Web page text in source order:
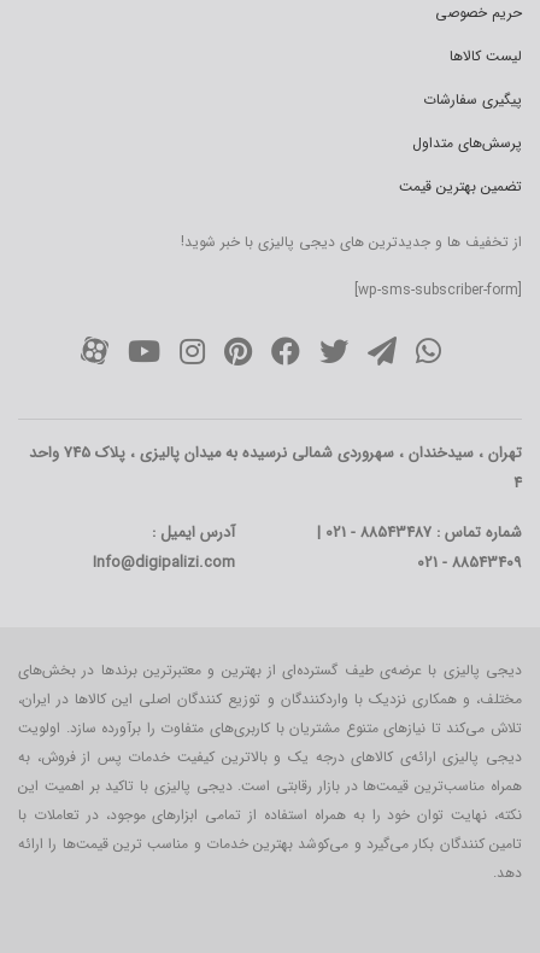
حریم خصوصی
لیست کالاها
پیگیری سفارشات
پرسش‌های متداول
تضمین بهترین قیمت
از تخفیف ها و جدیدترین های دیجی پالیزی با خبر شوید!
[wp-sms-subscriber-form]
تهران ، سیدخندان ، سهروردی شمالی نرسیده به میدان پالیزی ، پلاک 745 واحد
4
شماره تماس : 88543487 - 021 |
88543409 - 021
آدرس ایمیل :
Info@digipalizi.com
دیجی پالیزی با عرضه‌ی طیف گسترده‌ای از بهترین و معتبرترین برندها در بخش‌های
مختلف، و همکاری نزدیک با واردکنندگان و توزیع کنندگان اصلی این کالاها در ایران،
تلاش می‌کند تا نیازهای متنوع مشتریان با کاربری‌‌های متفاوت را برآورده سازد. اولویت
دیجی پالیزی ارائه‌ی کالاهای درجه یک و بالاترین کیفیت خدمات پس از فروش، به
همراه مناسب‌ترین قیمت‌ها در بازار رقابتی است. دیجی پالیزی با تاکید بر اهمیت این
نکته، نهایت توان خود را به همراه استفاده از تمامی ابزارهای موجود، در تعاملات با
تامین کنندگان بکار می‎‌گیرد و می‌کوشد بهترین خدمات و مناسب ترین قیمت‌ها را ارائه
دهد.